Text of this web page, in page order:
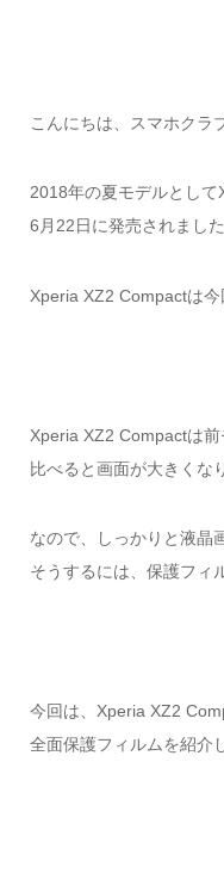
こんにちは、スマホクラ
2018年の夏モデルとし
6月22日に発売されました
Xperia XZ2 Compactは今
Xperia XZ2 Compactは
比べると画面が大きくな
なので、しっかりと液晶
そうするには、保護フィ
今回は、Xperia XZ2
全面保護フィルムを紹介